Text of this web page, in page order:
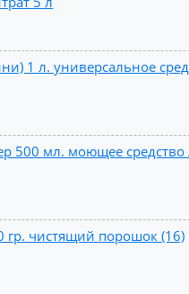
1 л. универсальное
500 мл. моющее средство
гр. чистящий порошок (16)